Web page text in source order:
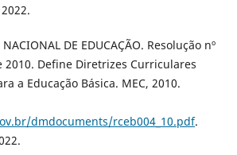
NACIONAL DE EDUCAÇÃO. Resolução nº
2010. Define Diretrizes Curriculares
a Educação Básica. MEC, 2010.
dmdocuments/rceb004_10.pdf.